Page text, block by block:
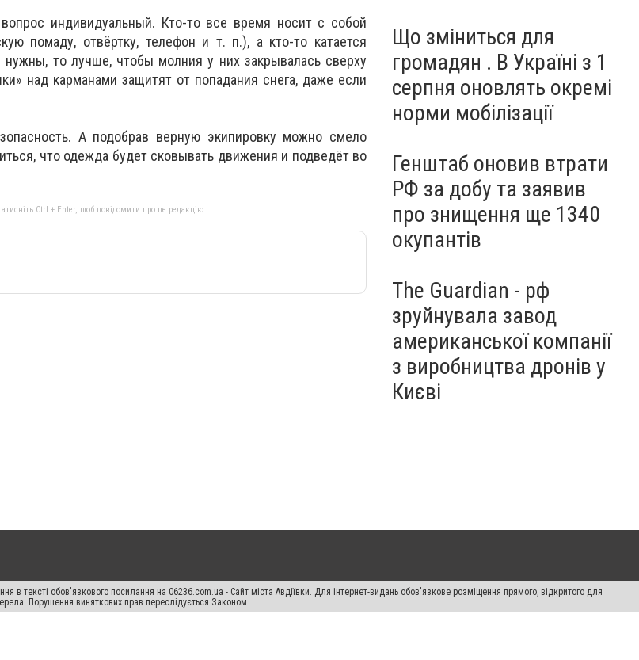
индивидуальный. Кто-то все время носит с собой
помаду, отвёртку, телефон и т. п.), а кто-то катается
то лучше, чтобы молния у них закрывалась сверху
над карманами защитят от попадания снега, даже если
А подобрав верную экипировку можно смело
что одежда будет сковывать движения и подведёт во
Ctrl + Enter, щоб повідомити про це редакцію
Що зміниться для
громадян . В Україні з 1
серпня оновлять окремі
норми мобілізації
Генштаб оновив втрати
РФ за добу та заявив
про знищення ще 1340
окупантів
The Guardian - рф
зруйнувала завод
американської компанії
з виробництва дронів у
Києві
в тексті обов'язкового посилання на 06236.com.ua - Сайт міста Авдіївки. Для інтернет-видань обов'язкове розміщення прямого, відкритого для
Порушення виняткових прав переслідується Законом.